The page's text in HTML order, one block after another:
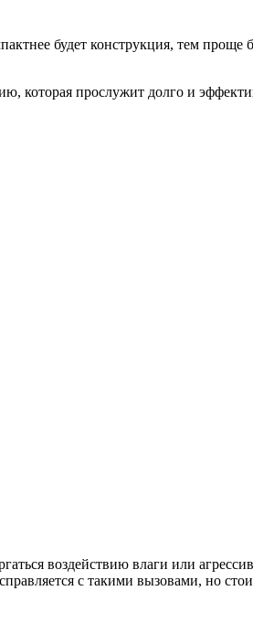
будет конструкция, тем проще
прослужит долго и
воздействию влаги или
с такими вызовами, но